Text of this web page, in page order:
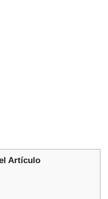
Artículo